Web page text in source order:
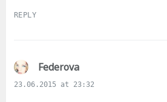
REPLY
Federovas
a
23.06.2015 at 23:32